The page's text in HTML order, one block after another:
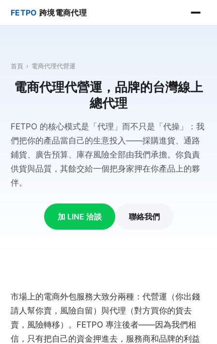
FETPO 跨境電商代理
首頁 › 電商代理代營運
電商代理代營運，品牌的台灣線上
總代理
FETPO 的核心模式是「代理」而不只是「代操」：我
們把你的產品當自己的生意投入——採購進貨、通路
鋪貨、廣告預算、庫存風險全部由我們承擔。你負責
供貨與品質，其餘交給一個把身家押在你產品上的夥
伴。
加 LINE 洽談 聯絡我們
市場上的電商外包服務大致分兩種：代營運（你出錢
請人幫你賣，風險自留）與代理（對方買你的貨去
賣，風險轉移）。FETPO 專注後者——因為我們相
信，只有把自己的資金押進去，服務商和品牌的利益